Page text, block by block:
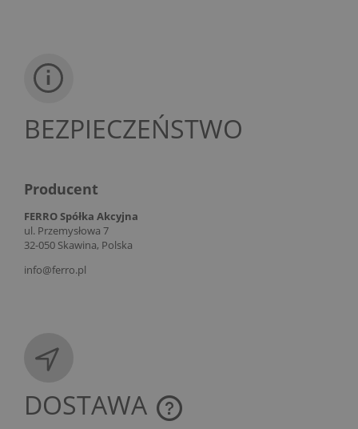
BEZPIECZEŃSTWO
Producent
FERRO Spółka Akcyjna
ul. Przemysłowa 7
32-050 Skawina, Polska
info@ferro.pl
DOSTAWA
CENA NIE ZAWIERA EWENTUALNYCH KOSZTÓW